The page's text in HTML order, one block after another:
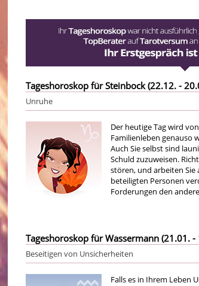
Tageshoroskop für Steinbock (22.12. -
Unruhe
Der heutige Tag wird
Familienleben genauso
Auch Sie selbst sind
Schuld zuzuweisen.
stören, und arbeiten Sie
beteiligten Personen
Forderungen den
Tageshoroskop für Wassermann (21.01. -
Beseitigen von Unsicherheiten
Falls es in Ihrem Leben